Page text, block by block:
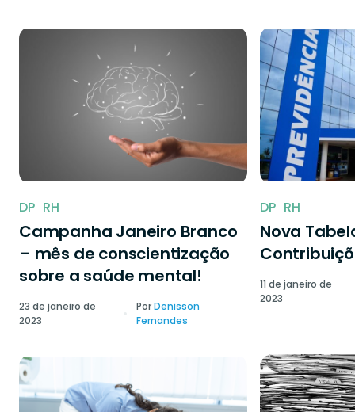
DP RH
Campanha Janeiro Branco
– mês de conscientização
sobre a saúde mental!
23 de janeiro de
2023
PorDenisson
Fernandes
DP RH
Nova
11 de janeiro de
2023